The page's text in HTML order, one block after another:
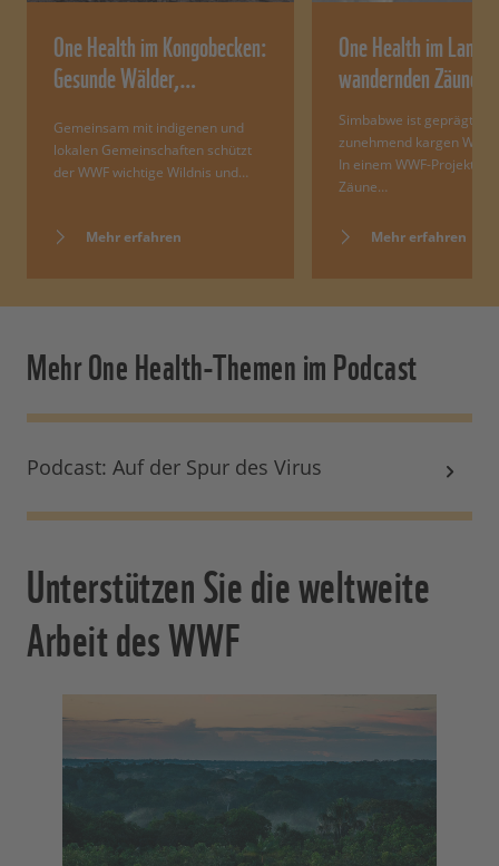
One Health im Kongobecken:
Gesunde Wälder,…
Gemeinsam mit indigenen und
lokalen Gemeinschaften schützt
der WWF wichtige Wildnis und…
Mehr erfahren
One Health im Land
wandernden Zäune
Simbabwe ist geprägt von
zunehmend kargen
In einem WWF-Projekt
Zäune…
Mehr erfahren
Mehr One Health-Themen im Podcast
Podcast: Auf der Spur des Virus
Unterstützen Sie die weltweite
Arbeit des WWF